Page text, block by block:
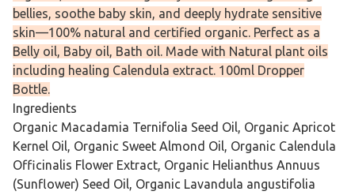
bellies, soothe baby skin, and deeply hydrate sensitive
skin—100% natural and certified organic. Perfect as a
Belly oil, Baby oil, Bath oil. Made with Natural plant oils
including healing Calendula extract. 100ml Dropper
Bottle.
Ingredients
Organic Macadamia Ternifolia Seed Oil, Organic Apricot
Kernel Oil, Organic Sweet Almond Oil, Organic Calendula
Officinalis Flower Extract, Organic Helianthus Annuus
(Sunflower) Seed Oil, Organic Lavandula angustifolia